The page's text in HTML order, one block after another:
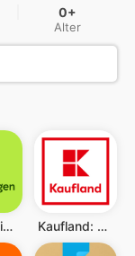
0+
Alter
Kleinanzeigen: Jetzt ohne eBay Kaufland: Finde dein Angebot!